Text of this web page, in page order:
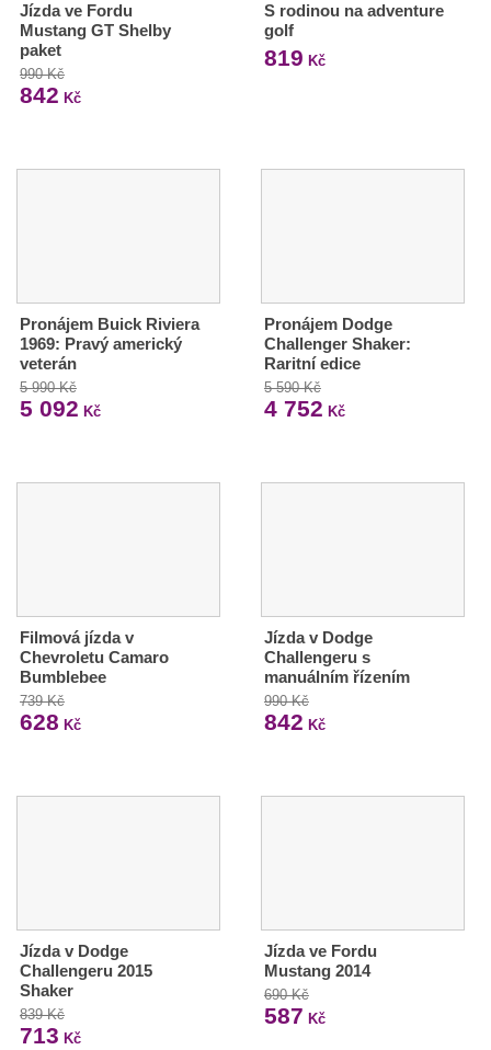
Jízda ve Fordu
Mustang GT Shelby
paket
990 Kč
842 Kč
S rodinou na adventure
golf
819 Kč
Pronájem Buick Riviera
1969: Pravý americký
veterán
5 990 Kč
5 092 Kč
Pronájem Dodge
Challenger Shaker:
Raritní edice
5 590 Kč
4 752 Kč
Filmová jízda v
Chevroletu Camaro
Bumblebee
739 Kč
628 Kč
Jízda v Dodge
Challengeru s
manuálním řízením
990 Kč
842 Kč
Jízda v Dodge
Challengeru 2015
Shaker
839 Kč
713 Kč
Jízda ve Fordu
Mustang 2014
690 Kč
587 Kč